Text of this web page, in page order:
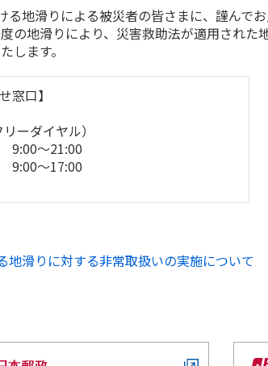
地滑りによる被災者の皆さまに、謹んでお
の地滑りにより、災害救助法が適用された
します。
窓口】
ーダイヤル）
～21:00
～17:00
地滑りに対する非常取扱いの実施について